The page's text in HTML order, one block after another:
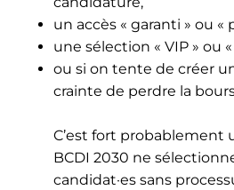
un accès « garanti » ou «
une sélection « VIP » ou
ou si on tente de créer
crainte de perdre la
C’est fort probablement
BCDI 2030 ne
candidat·es sans